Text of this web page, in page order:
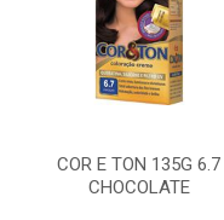
COR E TON 135G 6.7
CHOCOLATE